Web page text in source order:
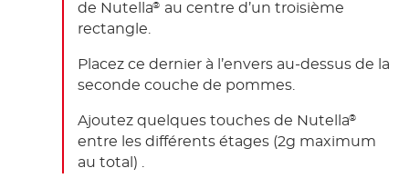
de Nutella® au centre d’un troisième
rectangle.
Placez ce dernier à l’envers au-dessus de la
seconde couche de pommes.
Ajoutez quelques touches de Nutella®
entre les différents étages (2g maximum
au total) .